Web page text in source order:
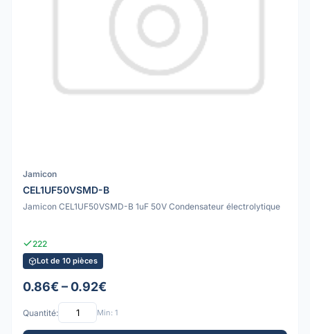
Jamicon
CEL1UF50VSMD-B
Jamicon CEL1UF50VSMD-B 1uF 50V Condensateur électrolytique
222
Lot de 10 pièces
0.86€ – 0.92€
Quantité: Min: 1